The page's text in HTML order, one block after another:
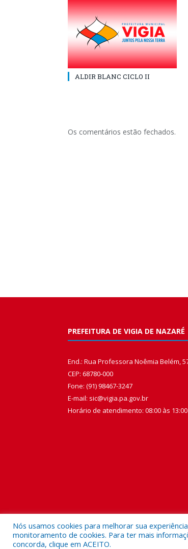
ALDIR BLANC CICLO II
Os comentários estão fechados.
PREFEITURA DE VIGIA DE NAZARÉ
End.: Rua Professora Noêmia Belém,
CEP: 68780-000
Fone: (91) 98467-3247
E-mail: sic@vigia.pa.gov.br
Horário de atendimento: 08:00 às 13:00
Todos os direitos reservados a
Nós usamos cookies para melhorar sua
monitoramento de cookies. Para ter mais
concorda, clique em ACEITO.